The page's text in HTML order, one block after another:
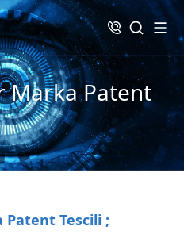
Marka Patent
Tescili ;